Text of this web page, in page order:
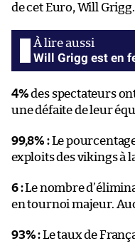
de cet Euro, Will Grigg.
Will Grigg est en
4%des spectateurs
une défaite de leur
99,8% :Le
exploits des vikings à
6 :Le nombre
en tournoi majeur.
93% :Le taux de